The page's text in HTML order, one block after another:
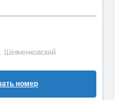
Шевченковский
номер